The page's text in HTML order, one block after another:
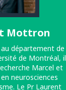
Mottron
département de
de Montréal, il
Marcel et
neurosciences
Le Pr Laurent